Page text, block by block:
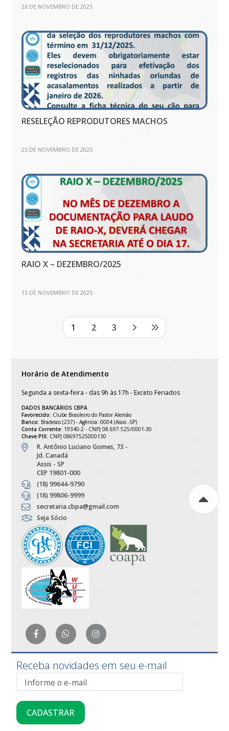
26 DE NOVEMBRO DE 2025
RESELEÇÃO REPRODUTORES MACHOS
25 DE NOVEMBRO DE 2025
RAIO X – DEZEMBRO/2025
13 DE NOVEMBRO DE 2025
1 2 3
Horário de Atendimento
Segunda a sexta-feira - das 9h às 17h - Exceto Feriados
DADOS BANCÁRIOS CBPA
Favorecido: Clube Brasileiro do Pastor Alemão
Banco: Bradesco (237) - Agência: 0004 (Assis -SP)
Conta Corrente: 19340-2 - CNPJ 08.697.525/0001-30
Chave PIX: CNPJ 08697525000130
R. Antônio Luciano Gomes, 73 -
Jd. Canadá
Assis - SP
CEP 19801-000
(18) 99644-9790
(18) 99806-9999
secretaria.cbpa@gmail.com
Seja Sócio
Receba novidades em seu e-mail
CADASTRAR